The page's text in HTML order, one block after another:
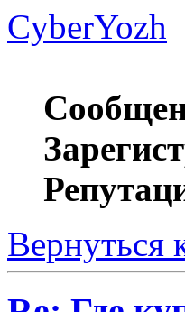
CyberYozh
Вернуться